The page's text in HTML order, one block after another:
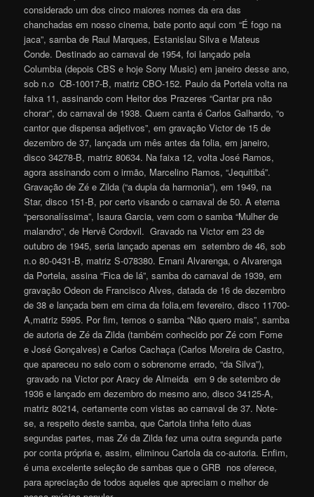
considerado um dos cinco maiores nomes da era das
chanchadas em nosso cinema, bate ponto aqui com “É fogo na
jaca”, samba de Raul Marques, Estanislau Silva e Mateus
Conde. Destinado ao carnaval de 1954, foi lançado pela
Columbia (depois CBS e hoje Sony Music) em janeiro desse ano,
sob n.o CB-10017-B, matriz CBO-152. Paulo da Portela volta na
faixa 11, assinando com Heitor dos Prazeres “Cantar pra não
chorar”, do carnaval de 1938. Quem canta é Carlos Galhardo, “o
cantor que dispensa adjetivos”, em gravação Victor de 15 de
dezembro de 37, lançada um mês antes da folia, em janeiro,
disco 34278-B, matriz 80634. Na faixa 12, volta José Ramos,
agora assinando com o irmão, Marcelino Ramos, “Jequitibá”.
Gravação de Zé e Zilda (“a dupla da harmonia”), em 1949, na
Star, disco 151-B, por certo visando o carnaval de 50. A eterna
“personalíssima”, Isaura Garcia, vem com o samba “Mulher de
malandro”, de Hervê Cordovil. Gravado na Victor em 23 de
outubro de 1945, seria lançado apenas em setembro de 46, sob
n.o 80-0431-B, matriz S-078380. Ernani Alvarenga, o Alvarenga
da Portela, assina “Fica de lá”, samba do carnaval de 1939, em
gravação Odeon de Francisco Alves, datada de 16 de dezembro
de 38 e lançada bem em cima da folia,em fevereiro, disco 11700-
A,matriz 5995. Por fim, temos o samba “Não quero mais”, samba
de autoria de Zé da Zilda (também conhecido por Zé com Fome
e José Gonçalves) e Carlos Cachaça (Carlos Moreira de Castro,
que apareceu no selo com o sobrenome errado, “da Silva”),
gravado na Victor por Aracy de Almeida em 9 de setembro de
1936 e lançado em dezembro do mesmo ano, disco 34125-A,
matriz 80214, certamente com vistas ao carnaval de 37. Note-
se, a respeito deste samba, que Cartola tinha feito duas
segundas partes, mas Zé da Zilda fez uma outra segunda parte
por conta própria e, assim, eliminou Cartola da co-autoria. Enfim,
é uma excelente seleção de sambas que o GRB nos oferece,
para apreciação de todos aqueles que apreciam o melhor de